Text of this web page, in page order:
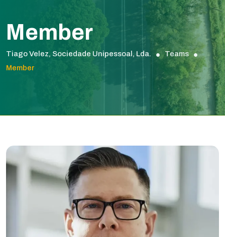
Member
Tiago Velez, Sociedade Unipessoal, Lda.
Teams
Member